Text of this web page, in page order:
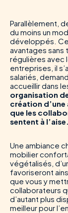
Parallèlement,
du moins un
développés.
avantages
régulières avec
entreprises, il
salariés,
accueillir dans
organisation
création
que les
sentent à l’aise.
Une ambiance
mobilier
végétalisés,
favoriseront
que vous y
collaborateurs
d’autant plus
meilleur pour